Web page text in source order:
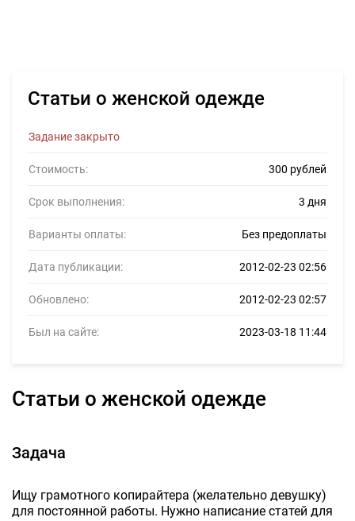
Статьи о женской одежде
Задание закрыто
Стоимость: 300 рублей
Срок выполнения: 3 дня
Варианты оплаты: Без предоплаты
Дата публикации: 2012-02-23 02:56
Обновлено: 2012-02-23 02:57
Был на сайте: 2023-03-18 11:44
Статьи о женской одежде
Задача
Ищу грамотного копирайтера (желательно девушку)
для постоянной работы. Нужно написание статей для